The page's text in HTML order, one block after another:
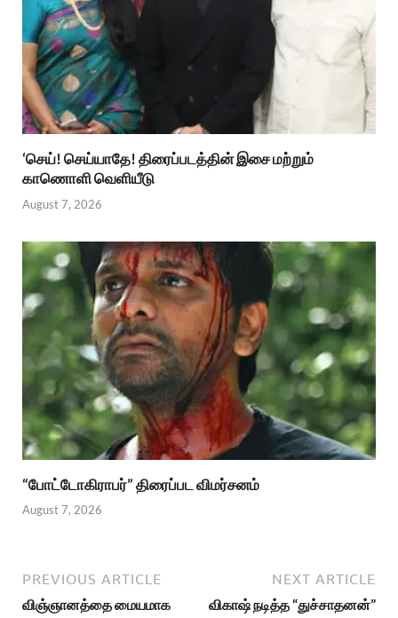
‘செய்! செய்யாதே! திரைப்படத்தின் இசை மற்றும்
காணொளி வெளியீடு
August 7, 2026
“போட்டோகிராபர்” திரைப்பட விமர்சனம்
August 7, 2026
PREVIOUS ARTICLE
விஞ்ஞானத்தை மையமாக
NEXT ARTICLE
விகாஷ் நடித்த “துச்சாதனன்”